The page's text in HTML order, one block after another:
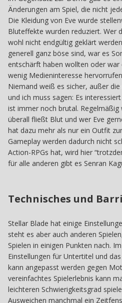
Änderungen am Spiel, die nicht
Die Kleidung von Eve wurde
Bluteffekte wurden reduziert. Wer
wohl nicht endgültig geklärt
generell ganz böse sind, war es
entschärft haben wollten oder war
wenig Medieninteresse
Niemand weiß es sicher, außer
und ich muss sagen: Es
ist immer noch brutal. Regelmäßig
überall fließt Blut und wer Eve
hat dazu mehr als nur ein Outfit
Gameplay werden dadurch nicht
Action-RPGs hat, wird hier
für alle anderen gibt es Senran
Technisches und
Stellar Blade hat einige
steht es aber auch anderen
Spielen in einigen Punkten nach.
Einstellungen für Untertitel und
kann angepasst werden gegen
vereinfachtes Spielerlebnis kann
leichteren Schwierigkeitsgrad
Ausweichen manchmal ein